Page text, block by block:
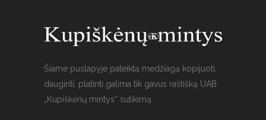
Šiame puslapyje pateiktą medžiagą kopijuoti,
dauginti, platinti galima tik gavus raštišką UAB
„Kupiškėnų mintys“ sutikimą.